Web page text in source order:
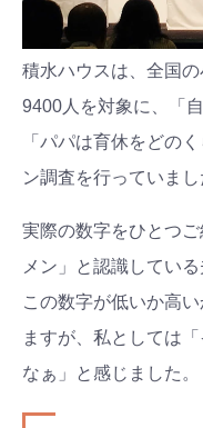
積水ハウスは、全国
9400人を対象に、「
「パパは育休をどの
ン調査を行っていまし
実際の数字をひとつ
メン」と認識してい
この数字が低いか高
ますが、私としては
なぁ」と感じました。